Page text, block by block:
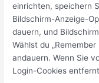
einrichten, speichern
Bildschirm-Anzeige-
dauern, und
Wählst du
andauern. Wenn Sie
Login-Cookies